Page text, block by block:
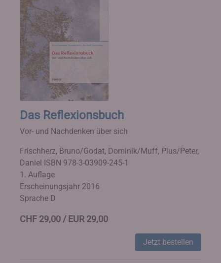
Das Reflexionsbuch
Vor- und Nachdenken über sich
Frischherz, Bruno/Godat, Dominik/Muff, Pius/Peter,
Daniel ISBN 978-3-03909-245-1
1. Auflage
Erscheinungsjahr 2016
Sprache D
CHF 29,00 / EUR 29,00
Jetzt bestellen